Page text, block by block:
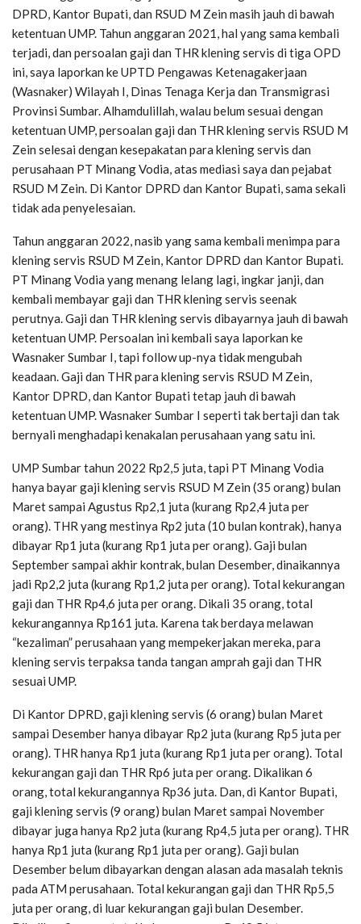
DPRD, Kantor Bupati, dan RSUD M Zein masih jauh di bawah
ketentuan UMP. Tahun anggaran 2021, hal yang sama kembali
terjadi, dan persoalan gaji dan THR klening servis di tiga OPD
ini, saya laporkan ke UPTD Pengawas Ketenagakerjaan
(Wasnaker) Wilayah I, Dinas Tenaga Kerja dan Transmigrasi
Provinsi Sumbar. Alhamdulillah, walau belum sesuai dengan
ketentuan UMP, persoalan gaji dan THR klening servis RSUD M
Zein selesai dengan kesepakatan para klening servis dan
perusahaan PT Minang Vodia, atas mediasi saya dan pejabat
RSUD M Zein. Di Kantor DPRD dan Kantor Bupati, sama sekali
tidak ada penyelesaian.
Tahun anggaran 2022, nasib yang sama kembali menimpa para
klening servis RSUD M Zein, Kantor DPRD dan Kantor Bupati.
PT Minang Vodia yang menang lelang lagi, ingkar janji, dan
kembali membayar gaji dan THR klening servis seenak
perutnya. Gaji dan THR klening servis dibayarnya jauh di bawah
ketentuan UMP. Persoalan ini kembali saya laporkan ke
Wasnaker Sumbar I, tapi follow up-nya tidak mengubah
keadaan. Gaji dan THR para klening servis RSUD M Zein,
Kantor DPRD, dan Kantor Bupati tetap jauh di bawah
ketentuan UMP. Wasnaker Sumbar I seperti tak bertaji dan tak
bernyali menghadapi kenakalan perusahaan yang satu ini.
UMP Sumbar tahun 2022 Rp2,5 juta, tapi PT Minang Vodia
hanya bayar gaji klening servis RSUD M Zein (35 orang) bulan
Maret sampai Agustus Rp2,1 juta (kurang Rp2,4 juta per
orang). THR yang mestinya Rp2 juta (10 bulan kontrak), hanya
dibayar Rp1 juta (kurang Rp1 juta per orang). Gaji bulan
September sampai akhir kontrak, bulan Desember, dinaikannya
jadi Rp2,2 juta (kurang Rp1,2 juta per orang). Total kekurangan
gaji dan THR Rp4,6 juta per orang. Dikali 35 orang, total
kekurangannya Rp161 juta. Karena tak berdaya melawan
“kezaliman” perusahaan yang mempekerjakan mereka, para
klening servis terpaksa tanda tangan amprah gaji dan THR
sesuai UMP.
Di Kantor DPRD, gaji klening servis (6 orang) bulan Maret
sampai Desember hanya dibayar Rp2 juta (kurang Rp5 juta per
orang). THR hanya Rp1 juta (kurang Rp1 juta per orang). Total
kekurangan gaji dan THR Rp6 juta per orang. Dikalikan 6
orang, total kekurangannya Rp36 juta. Dan, di Kantor Bupati,
gaji klening servis (9 orang) bulan Maret sampai November
dibayar juga hanya Rp2 juta (kurang Rp4,5 juta per orang). THR
hanya Rp1 juta (kurang Rp1 juta per orang). Gaji bulan
Desember belum dibayarkan dengan alasan ada masalah teknis
pada ATM perusahaan. Total kekurangan gaji dan THR Rp5,5
juta per orang, di luar kekurangan gaji bulan Desember.